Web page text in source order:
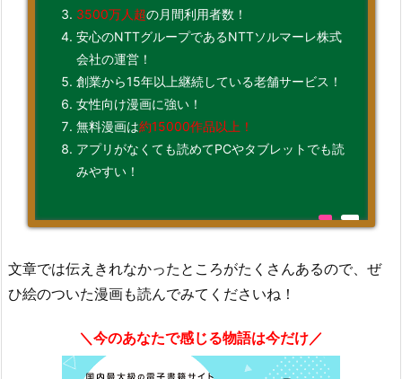
3500万人超の月間利用者数！
安心のNTTグループであるNTTソルマーレ株式
会社の運営！
創業から15年以上継続している老舗サービス！
女性向け漫画に強い！
無料漫画は約15000作品以上！
アプリがなくても読めてPCやタブレットでも読
みやすい！
文章では伝えきれなかったところがたくさんあるので、ぜ
ひ絵のついた漫画も読んでみてくださいね！
＼今のあなたで感じる物語は今だけ／